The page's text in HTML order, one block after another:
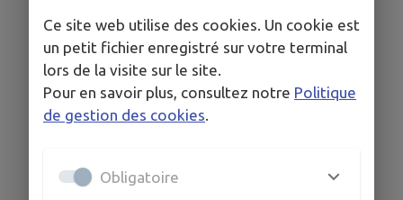
Ce site web utilise des cookies. Un cookie est
un petit fichier enregistré sur votre terminal
lors de la visite sur le site.
Pour en savoir plus, consultez notre Politique
de gestion des cookies.
Obligatoire